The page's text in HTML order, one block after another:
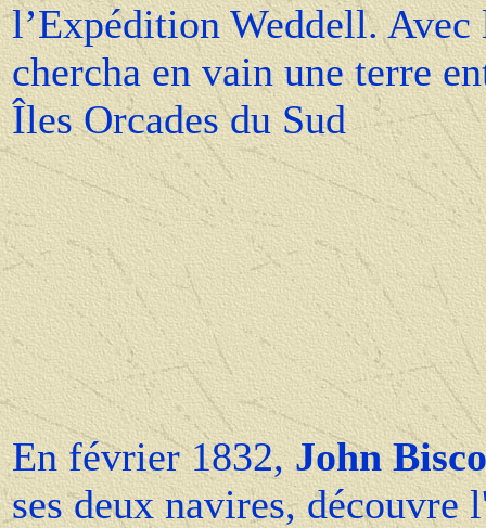
l’Expédition Weddell.
chercha en vain une terre
Îles Orcades du Sud
En février 1832,John
ses deux navires,